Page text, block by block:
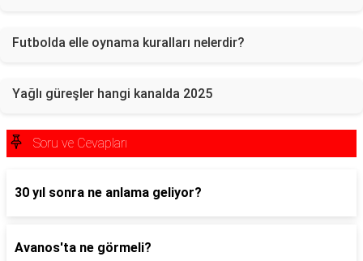
Futbolda elle oynama kuralları nelerdir?
Yağlı güreşler hangi kanalda 2025
Soru ve Cevapları
30 yıl sonra ne anlama geliyor?
Avanos'ta ne görmeli?